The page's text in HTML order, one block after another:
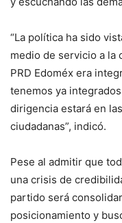
“La política ha sido
medio de servicio a la
PRD Edoméx era
tenemos ya
dirigencia estará en
ciudadanas”, indicó.
Pese al admitir que
una crisis de
partido será
posicionamiento y